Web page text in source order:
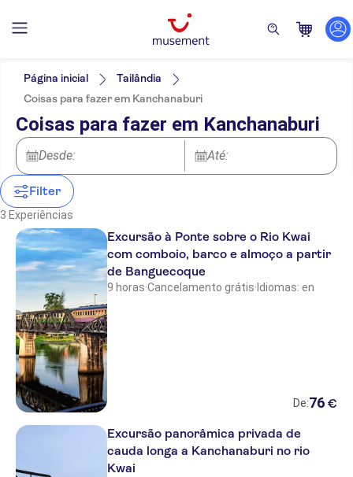
Filtros
Máx. €
Opções de ingressos
Cancelamento gratuito
Confirmação instantânea
Taxas de entrada incluídas
Tour guiado
Local touch
Subject expert guide
Voucher eletrônico
Pule a fila
Categorias
Cultura e história
Museus e galerias de
Rural
Barcos
Atividades
Atrações e visitas guiadas
Inglês
Página inicial
Tailândia
Coisas para fazer em Kanchanaburi
Coisas para fazer em Kanchanaburi
Desde: Até:
Filter
3 Experiências
Excursão à Ponte sobre o Rio Kwai
com comboio, barco e almoço a partir
de Banguecoque
9 horas·Cancelamento grátis· Idiomas: en
De:76 €
Excursão panorâmica privada de
cauda longa a Kanchanaburi no rio
Kwai